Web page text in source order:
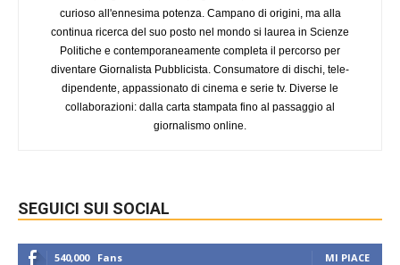
curioso all'ennesima potenza. Campano di origini, ma alla
continua ricerca del suo posto nel mondo si laurea in Scienze
Politiche e contemporaneamente completa il percorso per
diventare Giornalista Pubblicista. Consumatore di dischi, tele-
dipendente, appassionato di cinema e serie tv. Diverse le
collaborazioni: dalla carta stampata fino al passaggio al
giornalismo online.
SEGUICI SUI SOCIAL
540,000 Fans MI PIACE